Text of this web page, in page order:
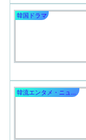
韓国ドラマ